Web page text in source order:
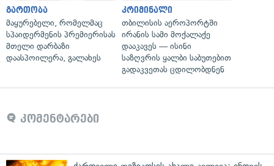
გართობა
მაყურებელი, რომელმაც
სპაიდერმენის პრემიერისას
მთელი დარბაზი
დაასპოილერა, გალახეს
კრიმინალი
თბილისის აეროპორტში
ირანის სამი მოქალაქე
დააკავეს — ისინი
საზღვრის ყალბი საბუთებით
გადაკვეთას ცდილობდნენ
კომენტარები